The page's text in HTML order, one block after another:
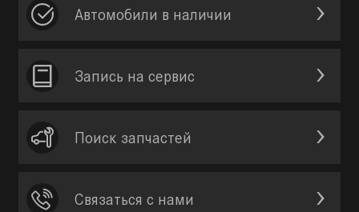
Автомобили в наличии
Запись на сервис
Поиск запчастей
Связаться с нами